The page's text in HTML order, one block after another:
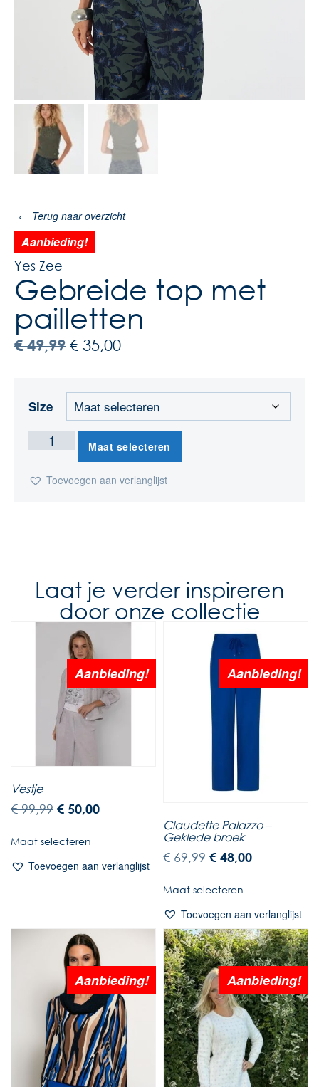
‹ Terug naar overzicht
Aanbieding!
Yes Zee
Gebreide top met
pailletten
€49,99 € 35,00
Size
Maat selecteren
Toevoegen aan verlanglijst
Laat je verder inspireren
door onze collectie
Aanbieding!
Vestje
€99,99 € 50,00
Maat selecteren
Toevoegen aan verlanglijst
Aanbieding!
Claudette Palazzo –
Geklede broek
€69,99 € 48,00
Maat selecteren
Toevoegen aan verlanglijst
Aanbieding! Aanbieding!